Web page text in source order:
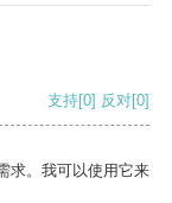
支持[0] 反对[0]
求。我可以使用它来